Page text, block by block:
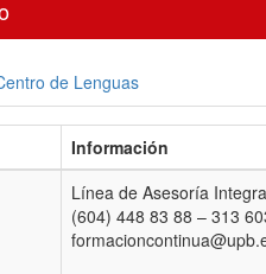
de Lenguas
Información
Línea de Asesoría
(604) 448 83 88 – 313